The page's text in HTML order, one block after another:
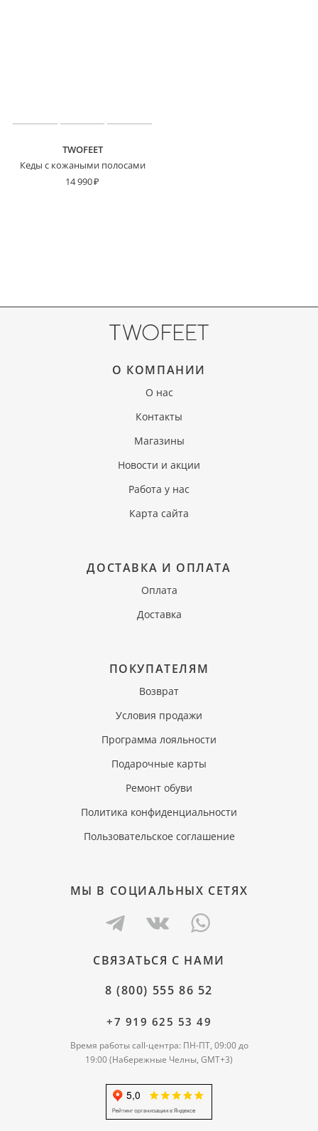
TWOFEET
Кеды с кожаными полосами
14 990
О КОМПАНИИ
О нас
Контакты
Магазины
Новости и акции
Работа у нас
Карта сайта
ДОСТАВКА И ОПЛАТА
Оплата
Доставка
ПОКУПАТЕЛЯМ
Возврат
Условия продажи
Программа лояльности
Подарочные карты
Ремонт обуви
Политика конфиденциальности
Пользовательское соглашение
МЫ В СОЦИАЛЬНЫХ СЕТЯХ
СВЯЗАТЬСЯ С НАМИ
8 (800) 555 86 52
+7 919 625 53 49
Время работы call-центра: ПН-ПТ, 09:00 до
19:00 (Набережные Челны, GMT+3)